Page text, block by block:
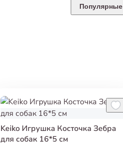
Популярные
Keiko Игрушка Косточка Зебра
для собак 16*5 см